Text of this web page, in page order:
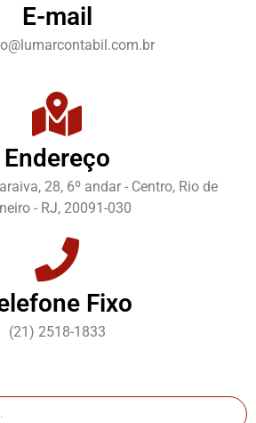
E-mail
Endereço
28, 6º andar - Centro, Rio de
- RJ, 20091-030
Fixo
(21) 2518-1833